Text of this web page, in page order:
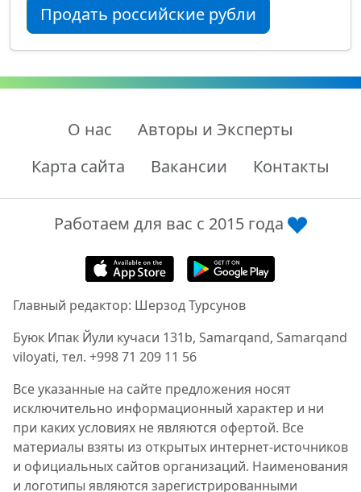
Продать российские рубли
О нас
Авторы и Эксперты
Карта сайта
Вакансии Контакты
Работаем для вас с 2015 года
Главный редактор: Шерзод Турсунов
Буюк Ипак Йули кучаси 131b, Samarqand, Samarqand
viloyati, тел. +998 71 209 11 56
Все указанные на сайте предложения носят
исключительно информационный характер и ни
при каких условиях не являются офертой. Все
материалы взяты из открытых интернет-источников
и официальных сайтов организаций. Наименования
и логотипы являются зарегистрированными